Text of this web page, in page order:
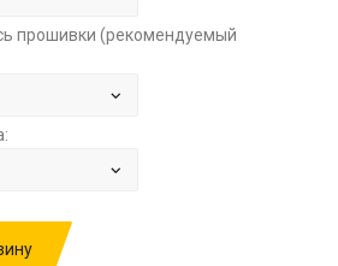
прошивки (рекомендуемый